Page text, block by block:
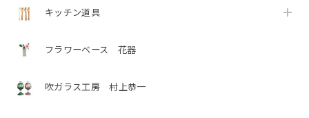
キッチン道具
フラワーベース 花器
吹ガラス工房 村上恭一